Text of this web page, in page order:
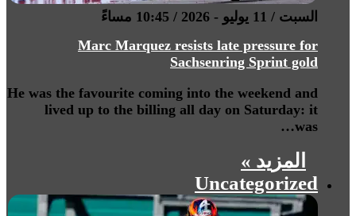
السبت / 11 يوليو - 2026 / 10:45 مساءً
Marc Marquez resists late pressure for
Sachsenring Sprint gold
He was the favourite coming into the weekend and
lived up to the billing all day on Saturday: it
was…
المزيد »
Uncategorized